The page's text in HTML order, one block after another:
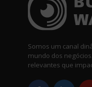
Somos um canal
mundo dos
relevantes que